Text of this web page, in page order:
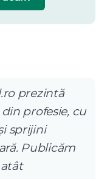
prezintă
profesie, cu
sprijini
Publicăm